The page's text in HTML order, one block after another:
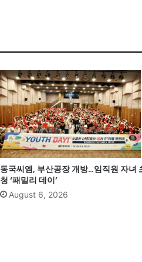
동국씨엠, 부산공장 개방…임직원 자녀
청 ‘패밀리 데이’
August 6, 2026